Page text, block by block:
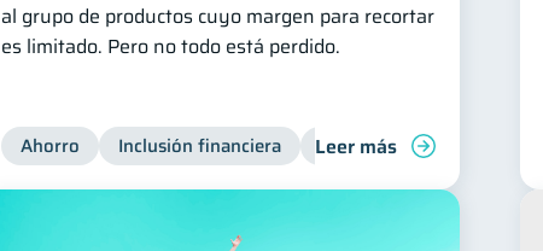
al grupo de productos cuyo margen para recortar
es limitado. Pero no todo está perdido.
Ahorro Inclusión financiera Finanzas para jóvenes
Leer más